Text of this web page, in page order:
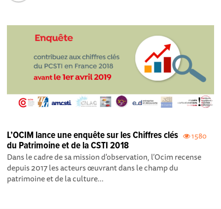
1580
L’OCIM lance une enquête sur les Chiffres clés
du Patrimoine et de la CSTI 2018
Dans le cadre de sa mission d'observation, l’Ocim recense
depuis 2017 les acteurs œuvrant dans le champ du
patrimoine et de la culture...